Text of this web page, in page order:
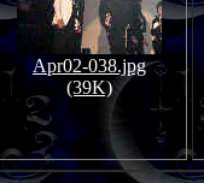
Apr02-038.jpg
(39K)